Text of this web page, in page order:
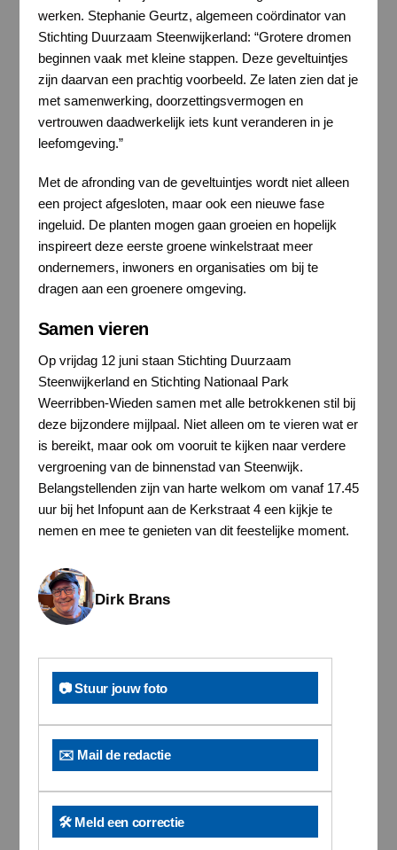
werken. Stephanie Geurtz, algemeen coördinator van
Stichting Duurzaam Steenwijkerland: “Grotere dromen
beginnen vaak met kleine stappen. Deze geveltuintjes
zijn daarvan een prachtig voorbeeld. Ze laten zien dat je
met samenwerking, doorzettingsvermogen en
vertrouwen daadwerkelijk iets kunt veranderen in je
leefomgeving.”
Met de afronding van de geveltuintjes wordt niet alleen
een project afgesloten, maar ook een nieuwe fase
ingeluid. De planten mogen gaan groeien en hopelijk
inspireert deze eerste groene winkelstraat meer
ondernemers, inwoners en organisaties om bij te
dragen aan een groenere omgeving.
Samen vieren
Op vrijdag 12 juni staan Stichting Duurzaam
Steenwijkerland en Stichting Nationaal Park
Weerribben-Wieden samen met alle betrokkenen stil bij
deze bijzondere mijlpaal. Niet alleen om te vieren wat er
is bereikt, maar ook om vooruit te kijken naar verdere
vergroening van de binnenstad van Steenwijk.
Belangstellenden zijn van harte welkom om vanaf 17.45
uur bij het Infopunt aan de Kerkstraat 4 een kijkje te
nemen en mee te genieten van dit feestelijke moment.
Dirk Brans
📷 Stuur jouw foto
✉️ Mail de redactie
🛠️ Meld een correctie